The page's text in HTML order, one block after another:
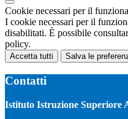
Cookie necessari per il
I cookie necessari per il
disabilitati. È possibile
policy.
Accetta tutti Salva le
Contatti
Istituto Istruzione Superiore